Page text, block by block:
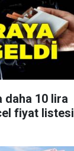
daha 10 lira
fiyat listesi